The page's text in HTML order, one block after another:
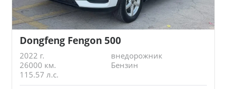
Dongfeng Fengon 500
2022 г.
внедорожник
26000 км.
Бензин
115.57 л.с.